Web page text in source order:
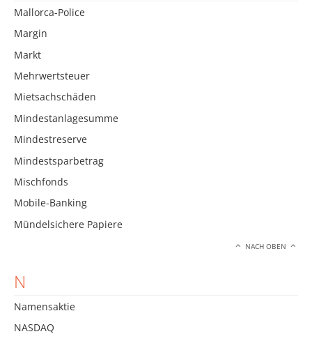
Mallorca-Police
Margin
Markt
Mehrwertsteuer
Mietsachschäden
Mindestanlagesumme
Mindestreserve
Mindestsparbetrag
Mischfonds
Mobile-Banking
Mündelsichere Papiere
NACH OBEN
N
Namensaktie
NASDAQ